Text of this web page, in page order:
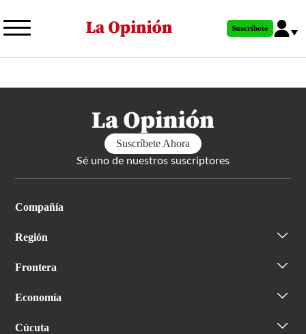
al
principal
Suscríbete
Suscríbete Ahora
Sé uno de nuestros suscriptores
Compañía
Región
Frontera
Economía
Cúcuta